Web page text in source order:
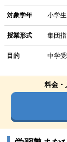
対象学年 小学生
授業形式 集団
目的 中学
料金・